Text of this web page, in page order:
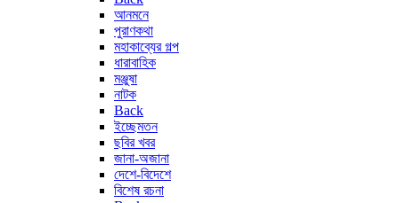
আনমনে
পুরাণকথা
মহাকাব্যের গল্প
ধারাবাহিক
মঞ্জুষা
নাটক
Back
ইচ্ছেমতন
ছবির খবর
জানা-অজানা
দেশে-বিদেশে
বিশেষ রচনা